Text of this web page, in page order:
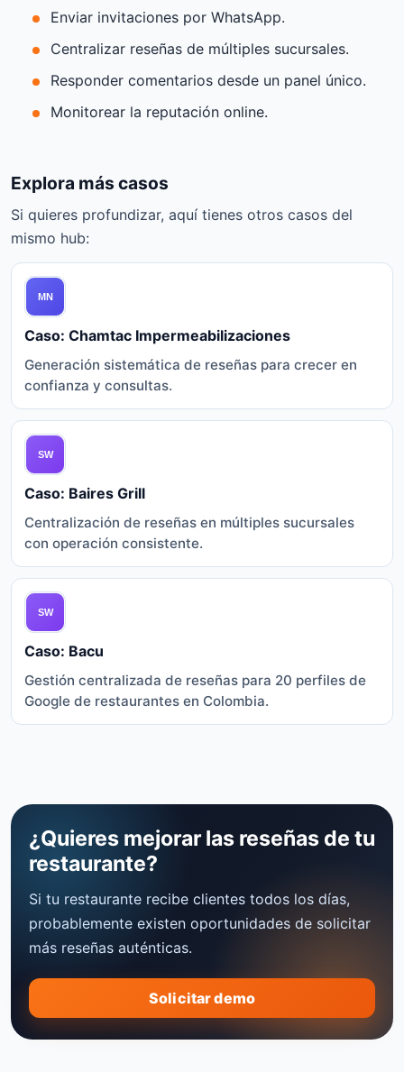
Enviar invitaciones por WhatsApp.
Centralizar reseñas de múltiples sucursales.
Responder comentarios desde un panel único.
Monitorear la reputación online.
Explora más casos
Si quieres profundizar, aquí tienes otros casos del
mismo hub:
Caso: Chamtac Impermeabilizaciones
Generación sistemática de reseñas para crecer en
confianza y consultas.
Caso: Baires Grill
Centralización de reseñas en múltiples sucursales
con operación consistente.
Caso: Bacu
Gestión centralizada de reseñas para 20 perfiles de
Google de restaurantes en Colombia.
¿Quieres mejorar las reseñas de tu
restaurante?
Si tu restaurante recibe clientes todos los días,
probablemente existen oportunidades de solicitar
más reseñas auténticas.
Solicitar demo